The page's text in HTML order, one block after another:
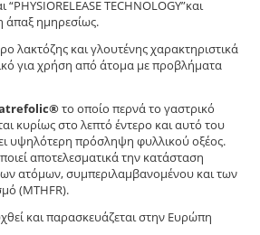
TECHNOLOGY”και
άπαξ ημηρεσίως.
λακτόζης και γλουτένης χαρακτηριστικά
για χρήση από άτομα με προβλήματα
το οποίο περνά το γαστρικό
κυρίως στο λεπτό έντερο και αυτό του
υψηλότερη πρόσληψη φυλλικού οξέος.
αποτελεσματικά την κατάσταση
ατόμων, συμπεριλαμβανομένου και των
(MTHFR).
και παρασκευάζεται στην Ευρώπη